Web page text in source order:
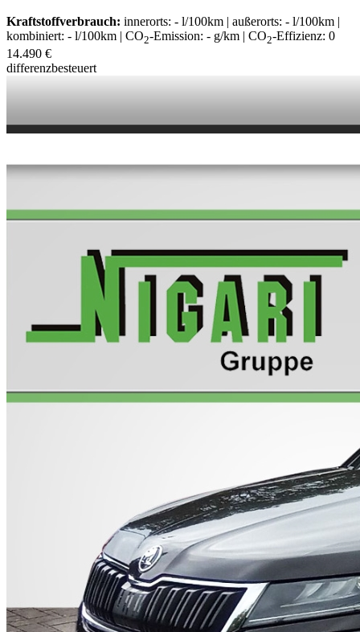
Kraftstoffverbrauch: innerorts: - l/100km | außerorts: - l/100km |
kombiniert: - l/100km | CO2-Emission: - g/km | CO2-Effizienz: 0
14.490 €
differenzbesteuert